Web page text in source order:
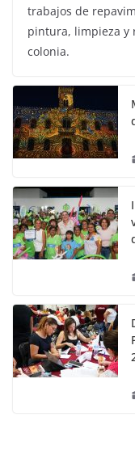
trabajos de
pintura, limpieza y
colonia.